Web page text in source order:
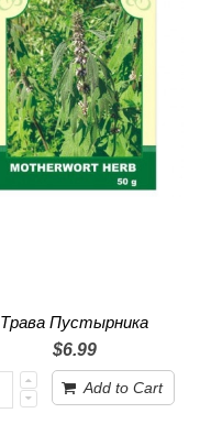
Трава Пустырника
$6.99
Add to Cart